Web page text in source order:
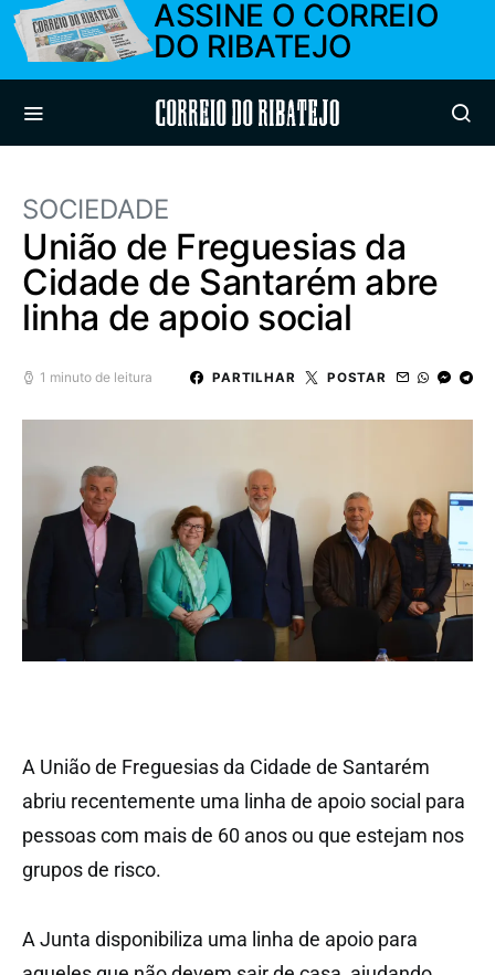
ASSINE O CORREIO
DO RIBATEJO
Correio do Ribatejo
SOCIEDADE
União de Freguesias da
Cidade de Santarém abre
linha de apoio social
1 minuto de leitura PARTILHAR POSTAR
A União de Freguesias da Cidade de Santarém
abriu recentemente uma linha de apoio social para
pessoas com mais de 60 anos ou que estejam nos
grupos de risco.
A Junta disponibiliza uma linha de apoio para